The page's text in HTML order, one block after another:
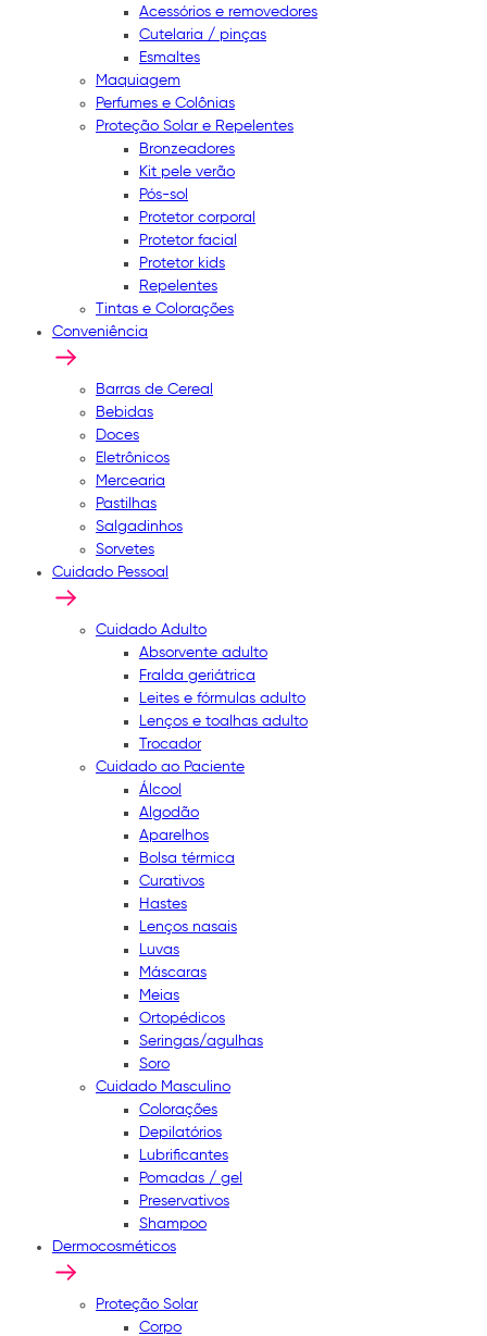
Acessórios e removedores
Cutelaria / pinças
Esmaltes
Maquiagem
Perfumes e Colônias
Proteção Solar e Repelentes
Bronzeadores
Kit pele verão
Pós-sol
Protetor corporal
Protetor facial
Protetor kids
Repelentes
Tintas e Colorações
Conveniência
Barras de Cereal
Bebidas
Doces
Eletrônicos
Mercearia
Pastilhas
Salgadinhos
Sorvetes
Cuidado Pessoal
Cuidado Adulto
Absorvente adulto
Fralda geriátrica
Leites e fórmulas adulto
Lenços e toalhas adulto
Trocador
Cuidado ao Paciente
Álcool
Algodão
Aparelhos
Bolsa térmica
Curativos
Hastes
Lenços nasais
Luvas
Máscaras
Meias
Ortopédicos
Seringas/agulhas
Soro
Cuidado Masculino
Colorações
Depilatórios
Lubrificantes
Pomadas / gel
Preservativos
Shampoo
Dermocosméticos
Proteção Solar
Corpo